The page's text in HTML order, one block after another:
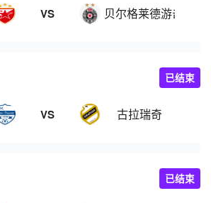
VS 贝尔格莱德游击
VS 古拉瑞奇
已结束
已结束